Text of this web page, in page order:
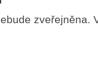
zveřejněna.